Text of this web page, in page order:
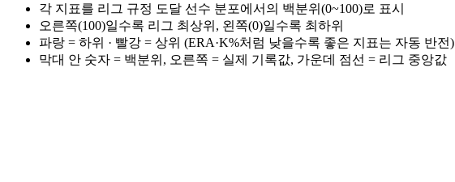
각 지표를 리그 규정 도달 선수 분포에서의 백분위(0~100)로 표시
오른쪽(100)일수록 리그 최상위, 왼쪽(0)일수록 최하위
파랑 = 하위 · 빨강 = 상위 (ERA·K%처럼 낮을수록 좋은 지표는 자동 반전)
막대 안 숫자 = 백분위, 오른쪽 = 실제 기록값, 가운데 점선 = 리그 중앙값